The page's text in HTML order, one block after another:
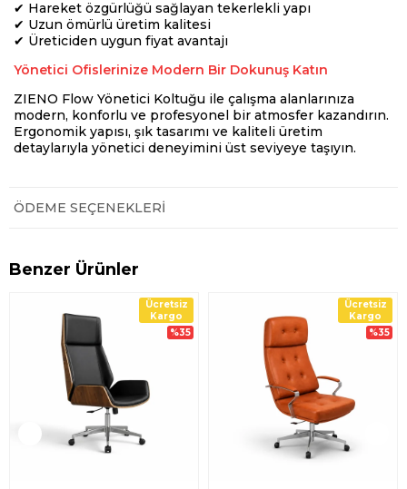
✔ Hareket özgürlüğü sağlayan tekerlekli yapı
✔ Uzun ömürlü üretim kalitesi
✔ Üreticiden uygun fiyat avantajı
Yönetici Ofislerinize Modern Bir Dokunuş Katın
ZIENO Flow Yönetici Koltuğu ile çalışma alanlarınıza
modern, konforlu ve profesyonel bir atmosfer kazandırın.
Ergonomik yapısı, şık tasarımı ve kaliteli üretim
detaylarıyla yönetici deneyimini üst seviyeye taşıyın.
ÖDEME SEÇENEKLERI
Benzer Ürünler
Ücretsiz
Kargo
%35
Ücretsiz
Kargo
%35